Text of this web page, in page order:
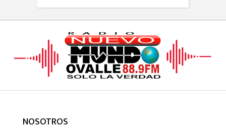
NOSOTROS